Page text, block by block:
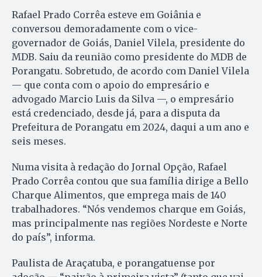
Rafael Prado Corrêa esteve em Goiânia e
conversou demoradamente com o vice-
governador de Goiás, Daniel Vilela, presidente do
MDB. Saiu da reunião como presidente do MDB de
Porangatu. Sobretudo, de acordo com Daniel Vilela
— que conta com o apoio do empresário e
advogado Marcio Luis da Silva —, o empresário
está credenciado, desde já, para a disputa da
Prefeitura de Porangatu em 2024, daqui a um ano e
seis meses.
Numa visita à redação do Jornal Opção, Rafael
Prado Corrêa contou que sua família dirige a Bello
Charque Alimentos, que emprega mais de 140
trabalhadores. “Nós vendemos charque em Goiás,
mas principalmente nas regiões Nordeste e Norte
do país”, informa.
Paulista de Araçatuba, e porangatuense por